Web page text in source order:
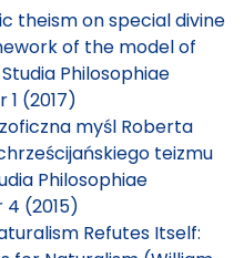
theism on special divine
of the model of
Studia Philosophiae
1 (2017)
myśl Roberta
teizmu
Philosophiae
4 (2015)
Refutes Itself: